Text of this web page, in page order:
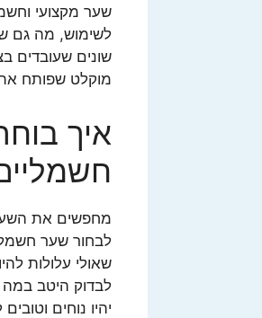
שער מקצועי
לשימוש, מה גם
שונים שעובדים
מוקלט שפותח
איך
מחפשים את
לבחור שער
שאולי עלולות
לבדוק היטב
יהיו נוחים